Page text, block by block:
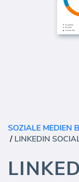
SOZIALE MEDIEN
/